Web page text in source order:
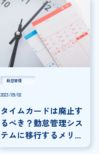
勤怠管理
2023/09/02
タイムカードは廃止す
るべき？勤怠管理シス
テムに移行するメリッ
ト・デメリットを解説